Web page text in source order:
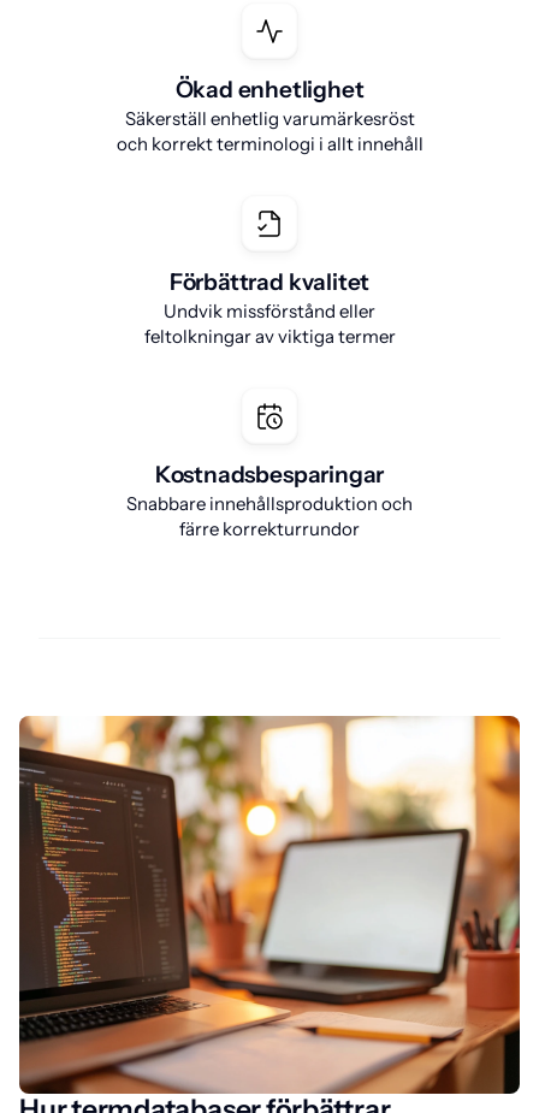
Ökad enhetlighet
Säkerställ enhetlig varumärkesröst
och korrekt terminologi i allt innehåll
Förbättrad kvalitet
Undvik missförstånd eller
feltolkningar av viktiga termer
Kostnadsbesparingar
Snabbare innehållsproduktion och
färre korrekturrundor